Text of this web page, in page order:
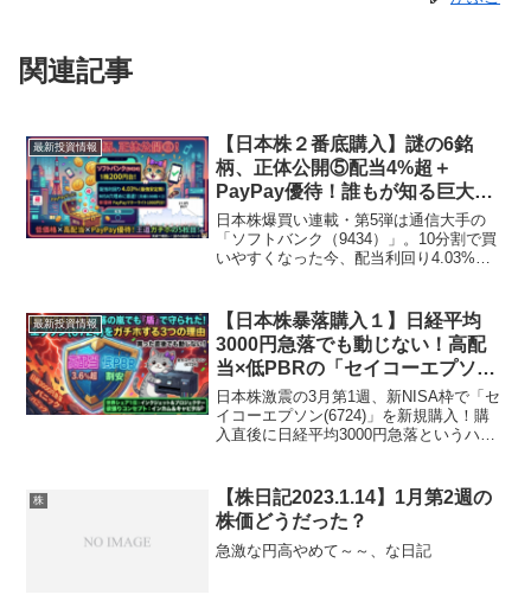
関連記事
最新投資情報
【日本株２番底購入】謎の6銘
柄、正体公開⑤配当4%超＋
PayPay優待！誰もが知る巨大企
業「ソフトバンク（9434）」を
暴落の底で拾った理由
日本株爆買い連載・第5弾は通信大手の
「ソフトバンク（9434）」。10分割で買
いやすくなった今、配当利回り4.03%の
上方修正を発表した同社を、213円で200
株仕込んだ投資判断と将来性を解説しま
す。
最新投資情報
【日本株暴落購入１】日経平均
3000円急落でも動じない！高配
当×低PBRの「セイコーエプソ
ン」を新NISA枠で迎え入れた理
由
日本株激震の3月第1週、新NISA枠で「セ
イコーエプソン(6724)」を新規購入！購
入直後に日経平均3000円急落というハプ
ダメンタルズから継続保有を確信。暴落
相場だからこそ際立つ同銘柄の「守備
力」と、今後の目標株価、具体的な購入
理由を詳しく解説します。
株
【株日記2023.1.14】1月第2週の
株価どうだった？
急激な円高やめて～～、な日記